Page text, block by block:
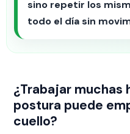
sino repetir los
todo el día sin
¿Trabajar muchas
postura puede
cuello?